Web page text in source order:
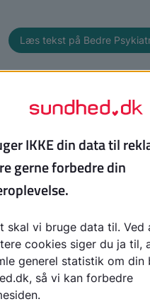
Læs tekst på Bedre